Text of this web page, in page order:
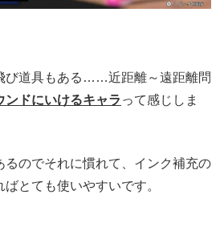
び道具もある……近距離～遠距離問
ンドにいけるキャラ って感じしま
るのでそれに慣れて、インク補充の
とても使いやすいです。